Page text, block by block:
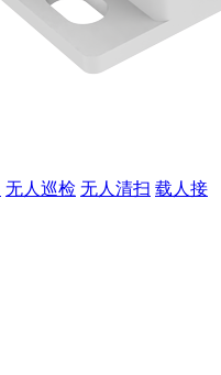
无人巡检 无人清扫 载人接